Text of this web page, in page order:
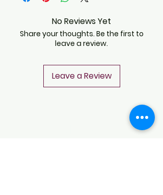
No Reviews Yet
Share your thoughts. Be the first to
leave a review.
Leave a Review